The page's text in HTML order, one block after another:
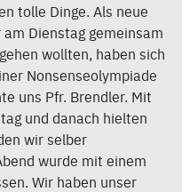
tolle Dinge. Als neue
Dienstag gemeinsam
wollten, haben sich
Nonsenseolympiade
uns Pfr. Brendler. Mit
und danach hielten
wir selber
wurde mit einem
Wir haben unser